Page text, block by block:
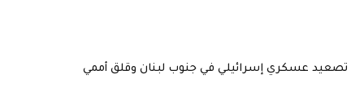
تصعيد عسكري إسرائيلي في جنوب لبنان وقلق أممي